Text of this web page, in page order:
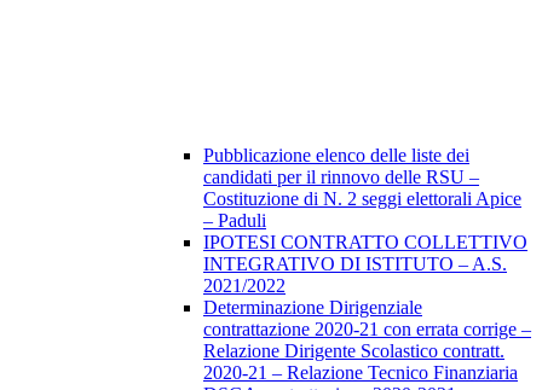
Pubblicazione elenco delle liste dei
candidati per il rinnovo delle RSU –
Costituzione di N. 2 seggi elettorali Apice
– Paduli
IPOTESI CONTRATTO COLLETTIVO
INTEGRATIVO DI ISTITUTO – A.S.
2021/2022
Determinazione Dirigenziale
contrattazione 2020-21 con errata corrige –
Relazione Dirigente Scolastico contratt.
2020-21 – Relazione Tecnico Finanziaria